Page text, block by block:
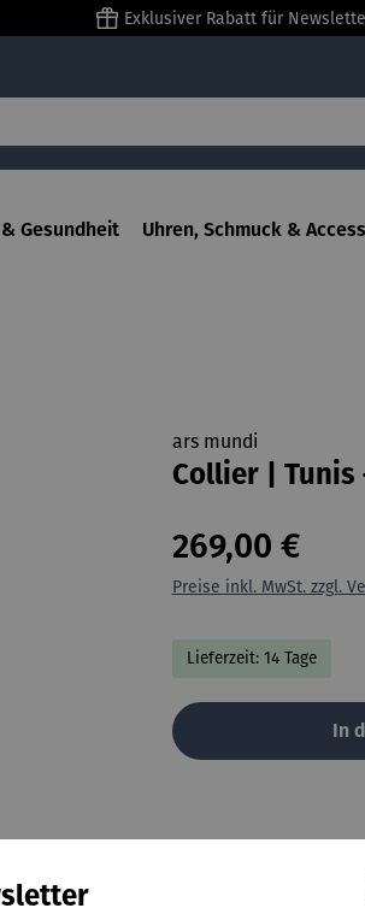
Exklusiver Rabatt für
Gesundheit Uhren, Schmuck &
ars mundi
Collier | Tunis
269,00 €
Preise inkl. MwSt. zzgl.
Lieferzeit: 14 Tage
In